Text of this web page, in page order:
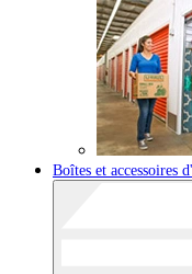
Boîtes et accessoires